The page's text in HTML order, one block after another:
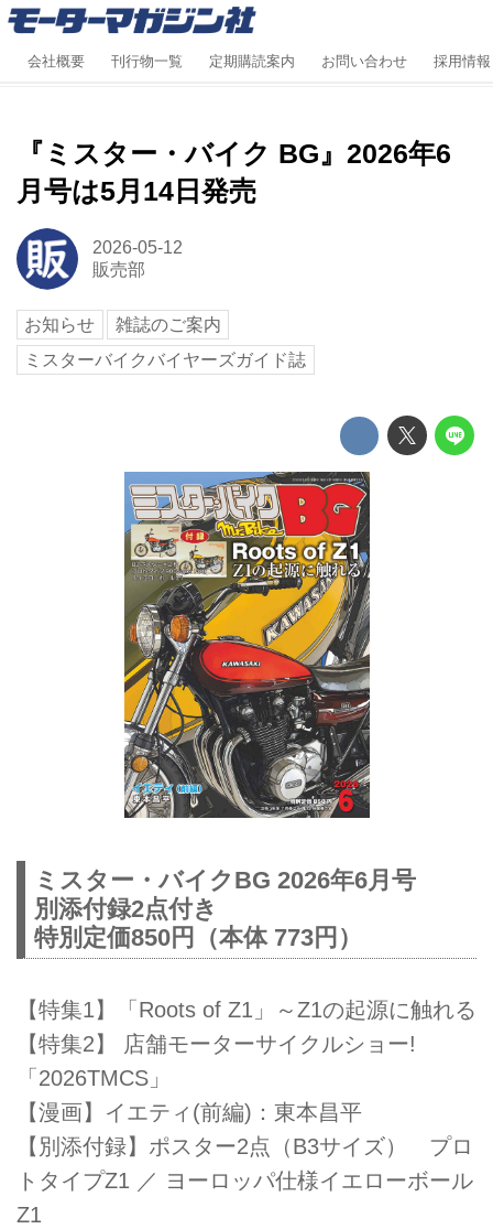
会社概要 刊行物一覧 定期購読案内 お問い合わせ 採用情報
『ミスター・バイク BG』2026年6
月号は5月14日発売
2026-05-12
販売部
お知らせ
雑誌のご案内
ミスターバイクバイヤーズガイド誌
ミスター・バイクBG 2026年6月号
別添付録2点付き
特別定価850円（本体 773円）
【特集1】「Roots of Z1」～Z1の起源に触れる
【特集2】 店舗モーターサイクルショー!
「2026TMCS」
【漫画】イエティ(前編)：東本昌平
【別添付録】ポスター2点（B3サイズ） プロ
トタイプZ1 ／ ヨーロッパ仕様イエローボール
Z1